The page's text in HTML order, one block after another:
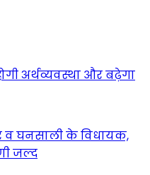
अर्थव्यवस्था और बढ़ेगा
व घनसाली के विधायक,
जल्द